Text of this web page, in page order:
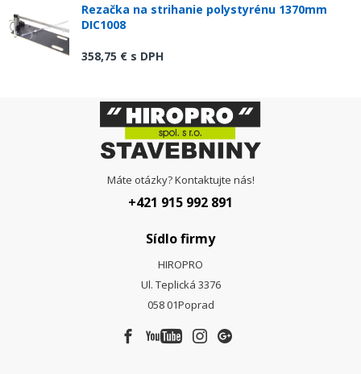
Rezačka na strihanie polystyrénu 1370mm
DIC1008
358,75 € s DPH
Máte otázky? Kontaktujte nás!
+421 915 992 891
Sídlo firmy
HIROPRO
Ul. Teplická 3376
058 01Poprad